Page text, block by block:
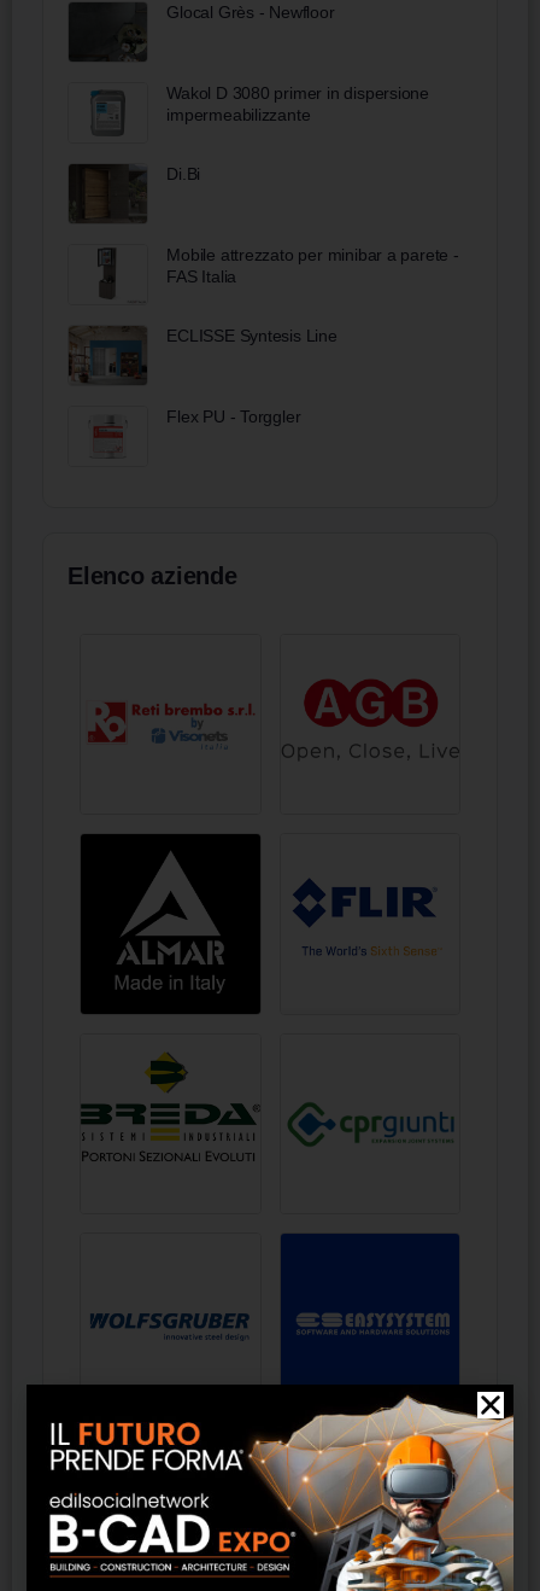
Glocal Grès - Newfloor
Wakol D 3080 primer in dispersione
impermeabilizzante
Di.Bi
Mobile attrezzato per minibar a parete -
FAS Italia
ECLISSE Syntesis Line
Flex PU - Torggler
Elenco aziende